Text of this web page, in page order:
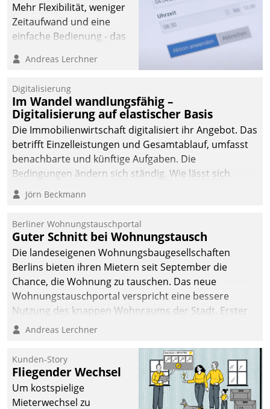
Mehr Flexibilität, weniger
Zeitaufwand und eine
einfache Bedienung - das
Cockpit für mobile
Datatrain. Die meravis
Wohnungsbau- und
Immobilien GmbH hat
sich dabei für den Betrieb
der Lösung über die SAP
Cloud Platform
entschieden - als erstes
Unternehmen am
Andreas Lerchner
Digitalisierung
Im Wandel wandlungsfähig –
Digitalisierung auf elastischer Basis
Die Immobilienwirtschaft digitalisiert ihr Angebot. Das
betrifft Einzelleistungen und Gesamtablauf, umfasst
benachbarte und künftige Aufgaben. Die
Bedingungen ändern sich ständig. Wie lässt sich
technisch die Kontrolle wahren und zugleich Freiraum
fürs Wachsen öffnen?
Jörn Beckmann
Berliner Wohnungstauschportal
Guter Schnitt bei Wohnungstausch
Die landeseigenen Wohnungsbaugesellschaften
Berlins bieten ihren Mietern seit September die
Chance, die Wohnung zu tauschen. Das neue
Wohnungstauschportal verspricht eine bessere
Nutzung des knappen Wohnraums der Stadt. Erster
Anwendungsfall für Datatrains Lösung API-Hub mit
Unternehmen.
Andreas Lerchner
Kunden-Story
Fliegender Wechsel
Um kostspielige
Mieterwechsel zu